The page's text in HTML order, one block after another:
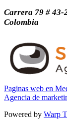
Carrera 79 # 43-
Colombia
Paginas web en
Agencia de
Powered by Warp